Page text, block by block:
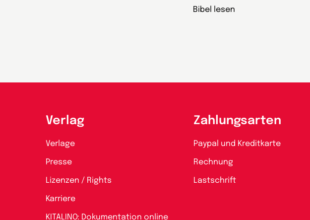
Bibel lesen
Verlag
Verlage
Presse
Lizenzen / Rights
Karriere
KITALINO: Dokumentation online
Zahlungsarten
Paypal und Kreditkarte
Rechnung
Lastschrift